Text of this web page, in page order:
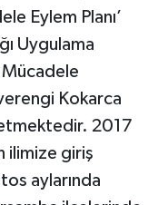
Eylem Planı’
Uygulama
Mücadele
Kokarca
2017
ilimize giriş
aylarında